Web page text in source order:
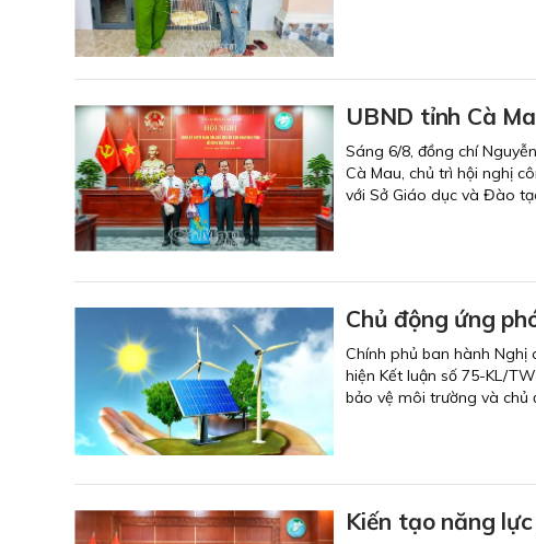
UBND tỉnh Cà
Sáng 6/8, đồng chí
Cà Mau, chủ trì hội nghị
với Sở Giáo dục và Đào
Chủ động ứng
Chính phủ ban hành Nghị
hiện Kết luận số 75-KL/
bảo vệ môi trường và chủ
Kiến tạo năng